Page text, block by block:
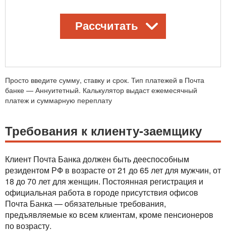
Просто введите сумму, ставку и срок. Тип платежей в Почта
банке — Аннуитетный. Калькулятор выдаст ежемесячный
платеж и суммарную переплату
Требования к клиенту-заемщику
Клиент Почта Банка должен быть дееспособным
резидентом РФ в возрасте от 21 до 65 лет для мужчин, от
18 до 70 лет для женщин. Постоянная регистрация и
официальная работа в городе присутствия офисов
Почта Банка — обязательные требования,
предъявляемые ко всем клиентам, кроме пенсионеров
по возрасту.